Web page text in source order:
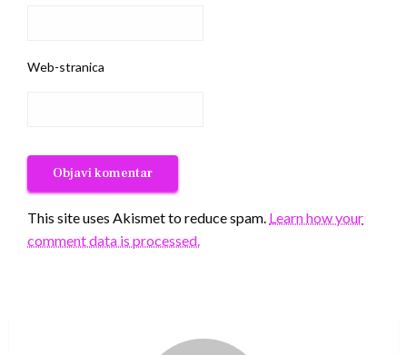
Web-stranica
This site uses Akismet to reduce spam. Learn how your
comment data is processed.